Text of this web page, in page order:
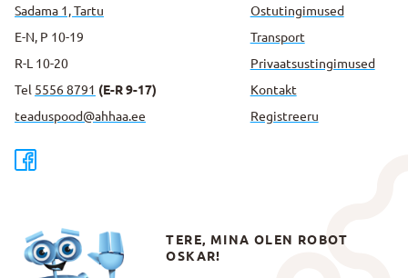
Sadama 1, Tartu
E-N, P 10-19
R-L 10-20
Tel 5556 8791 (E-R 9-17)
teaduspood@ahhaa.ee
Ostutingimused
Transport
Privaatsus­tingimused
Kontakt
Registreeru
TERE, MINA OLEN ROBOT
OSKAR!